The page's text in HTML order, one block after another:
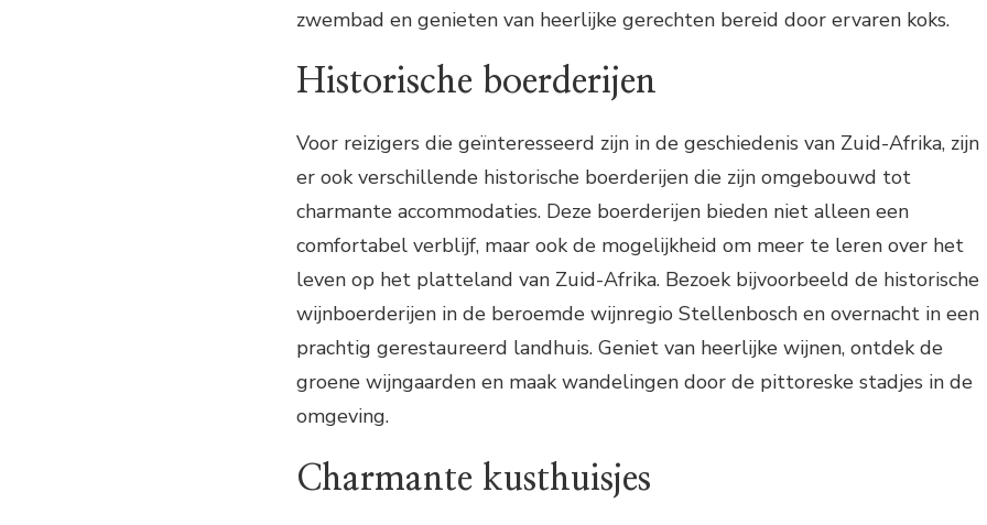
zwembad en genieten van heerlijke gerechten bereid door ervaren koks.
Historische boerderijen
Voor reizigers die geïnteresseerd zijn in de geschiedenis van Zuid-Afrika, zijn
er ook verschillende historische boerderijen die zijn omgebouwd tot
charmante accommodaties. Deze boerderijen bieden niet alleen een
comfortabel verblijf, maar ook de mogelijkheid om meer te leren over het
leven op het platteland van Zuid-Afrika. Bezoek bijvoorbeeld de historische
wijnboerderijen in de beroemde wijnregio Stellenbosch en overnacht in een
prachtig gerestaureerd landhuis. Geniet van heerlijke wijnen, ontdek de
groene wijngaarden en maak wandelingen door de pittoreske stadjes in de
omgeving.
Charmante kusthuisjes